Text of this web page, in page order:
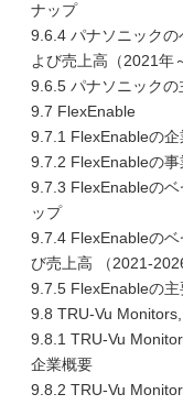
ナップ
9.6.4 パナソニック
よび売上高（2021年
9.6.5 パナソニック
9.7 FlexEnable
9.7.1 FlexEnableの企
9.7.2 FlexEnableの事
9.7.3 FlexEnableの
ップ
9.7.4 FlexEnableの
び売上高 （2021-
9.7.5 FlexEnableの
9.8 TRU-Vu
9.8.1 TRU-Vu
企業概要
9.8.2 TRU-Vu